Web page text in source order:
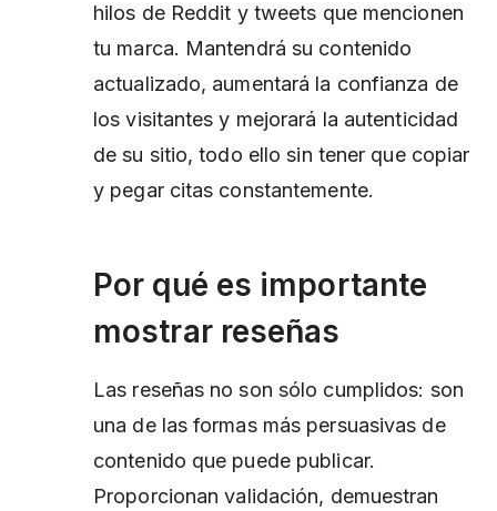
hilos de Reddit y tweets que mencionen
tu marca. Mantendrá su contenido
actualizado, aumentará la confianza de
los visitantes y mejorará la autenticidad
de su sitio, todo ello sin tener que copiar
y pegar citas constantemente.
Por qué es importante
mostrar reseñas
Las reseñas no son sólo cumplidos: son
una de las formas más persuasivas de
contenido que puede publicar.
Proporcionan validación, demuestran